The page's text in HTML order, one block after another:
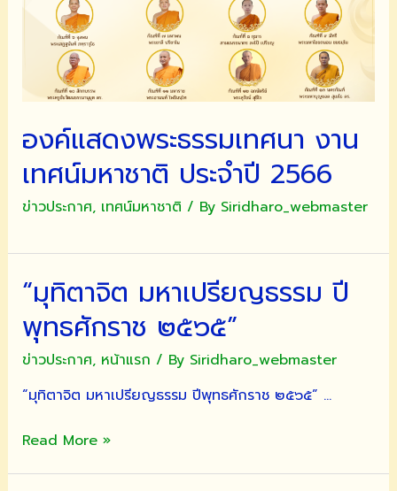
ศึกษา
๒๕๖๖
องค์แสดงพระธรรมเทศนา งาน
เทศน์มหาชาติ ประจำปี 2566
ข่าวประกาศ, เทศน์มหาชาติ / By Siridharo_webmaster
“มุทิตาจิต มหาเปรียญธรรม ปี
พุทธศักราช ๒๕๖๕”
ข่าวประกาศ, หน้าแรก / By Siridharo_webmaster
“มุทิตาจิต มหาเปรียญธรรม ปีพุทธศักราช ๒๕๖๕” …
“มุทิตา
Read More »